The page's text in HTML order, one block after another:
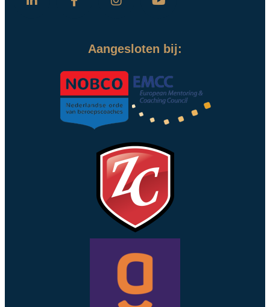
Aangesloten bij: